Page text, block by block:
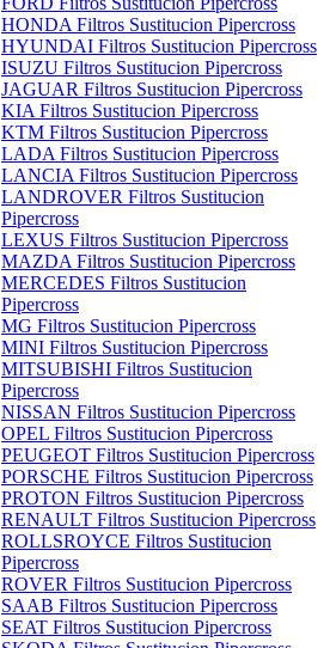
HONDA Filtros Sustitucion Pipercross
HYUNDAI Filtros Sustitucion Pipercross
ISUZU Filtros Sustitucion Pipercross
JAGUAR Filtros Sustitucion Pipercross
KIA Filtros Sustitucion Pipercross
KTM Filtros Sustitucion Pipercross
LADA Filtros Sustitucion Pipercross
LANCIA Filtros Sustitucion Pipercross
LANDROVER Filtros Sustitucion
Pipercross
LEXUS Filtros Sustitucion Pipercross
MAZDA Filtros Sustitucion Pipercross
MERCEDES Filtros Sustitucion
Pipercross
MG Filtros Sustitucion Pipercross
MINI Filtros Sustitucion Pipercross
MITSUBISHI Filtros Sustitucion
Pipercross
NISSAN Filtros Sustitucion Pipercross
OPEL Filtros Sustitucion Pipercross
PEUGEOT Filtros Sustitucion Pipercross
PORSCHE Filtros Sustitucion Pipercross
PROTON Filtros Sustitucion Pipercross
RENAULT Filtros Sustitucion Pipercross
ROLLSROYCE Filtros Sustitucion
Pipercross
ROVER Filtros Sustitucion Pipercross
SAAB Filtros Sustitucion Pipercross
SEAT Filtros Sustitucion Pipercross